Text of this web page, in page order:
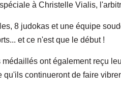
à Christelle Vialis,
8 judokas et une équipe
et ce n'est que le début !
médaillés ont également reçu
qu'ils continueront de faire